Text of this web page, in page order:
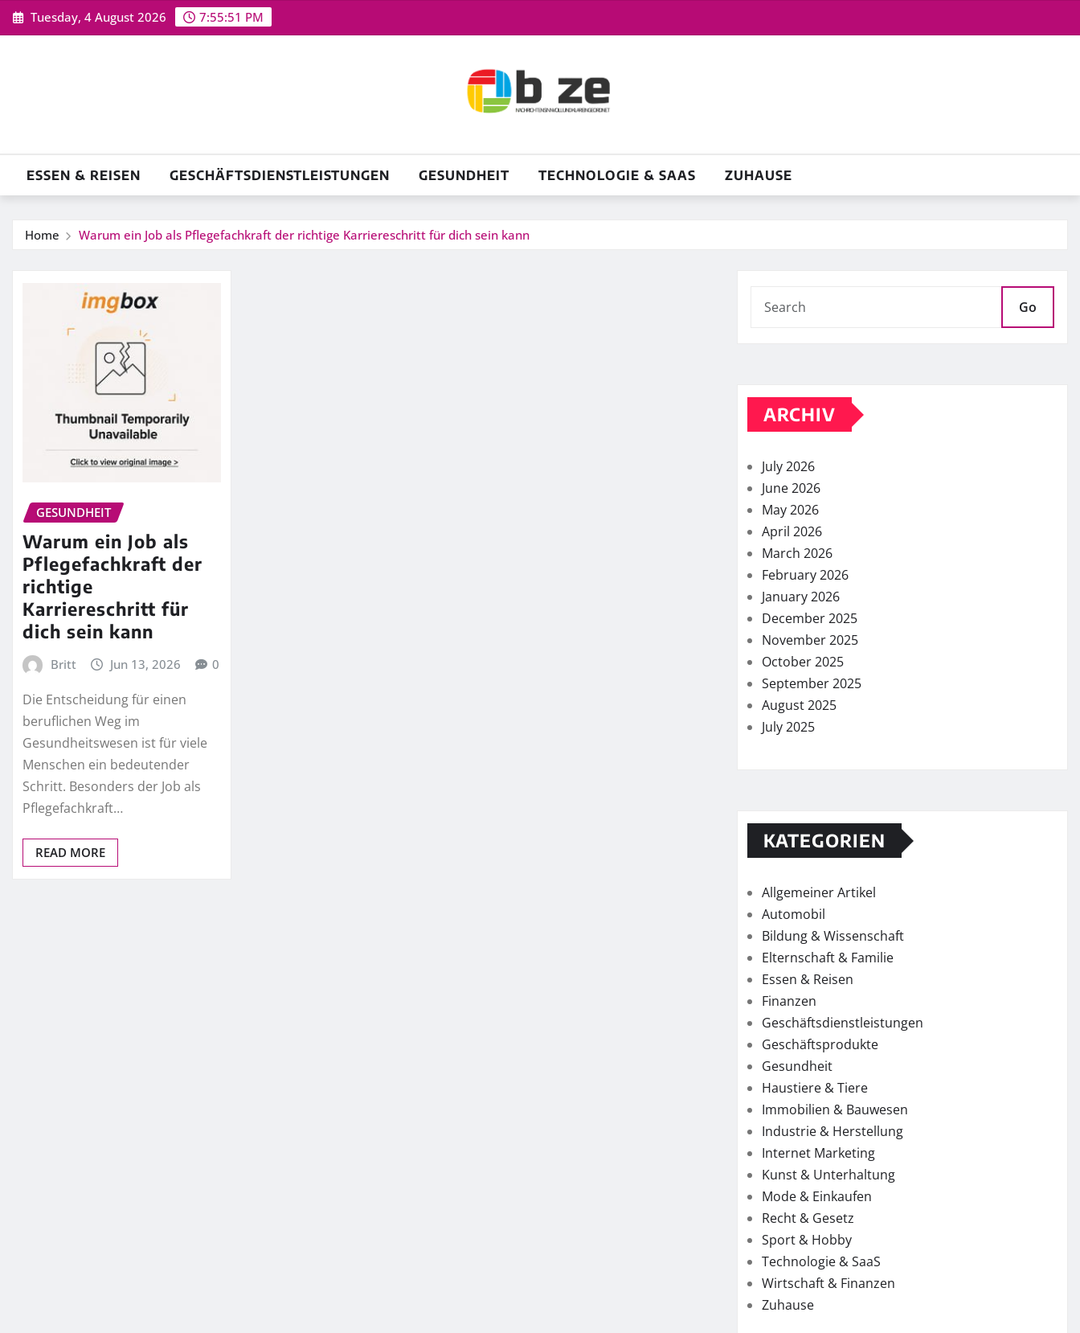
Skip
to
Tuesday, 4 August 2026 7:55:52 PM
ESSEN & REISEN GESCHÄFTSDIENSTLEISTUNGEN GESUNDHEIT TECHNOLOGIE & SAAS ZUHAUSE
Home Warum ein Job als Pflegefachkraft der richtige Karriereschritt für dich sein kann
GESUNDHEIT
Warum ein Job als
Pflegefachkraft der
richtige
Karriereschritt für
dich sein kann
Britt Jun 13, 2026 0
Die Entscheidung für einen
beruflichen Weg im
Gesundheitswesen ist für viele
Menschen ein bedeutender
Schritt. Besonders der Job als
Pflegefachkraft…
READ MORE
Go
ARCHIV
July 2026
June 2026
May 2026
April 2026
March 2026
February 2026
January 2026
December 2025
November 2025
October 2025
September 2025
August 2025
July 2025
KATEGORIEN
Allgemeiner Artikel
Automobil
Bildung & Wissenschaft
Elternschaft & Familie
Essen & Reisen
Finanzen
Geschäftsdienstleistungen
Geschäftsprodukte
Gesundheit
Haustiere & Tiere
Immobilien & Bauwesen
Industrie & Herstellung
Internet Marketing
Kunst & Unterhaltung
Mode & Einkaufen
Recht & Gesetz
Sport & Hobby
Technologie & SaaS
Wirtschaft & Finanzen
Zuhause